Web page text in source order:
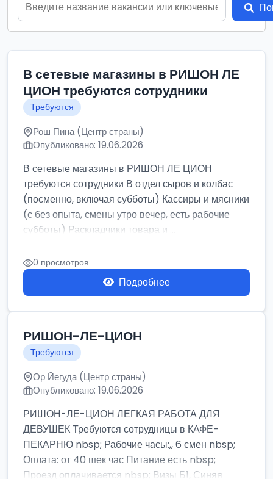
В сетевые магазины в РИШОН ЛЕ
ЦИОН требуются сотрудники
Требуются
Рош Пина (Центр страны)
Опубликовано: 19.06.2026
В сетевые магазины в РИШОН ЛЕ ЦИОН
требуются сотрудники В отдел сыров и колбас
(посменно, включая субботы) Кассиры и мясники
(с без опыта, смены утро вечер, есть рабочие
субботы) Раскладчики товара и ...
0 просмотров
Подробнее
РИШОН-ЛЕ-ЦИОН
Требуются
Ор Йегуда (Центр страны)
Опубликовано: 19.06.2026
РИШОН-ЛЕ-ЦИОН ЛЕГКАЯ РАБОТА ДЛЯ
ДЕВУШЕК Требуются сотрудницы в КАФЕ-
ПЕКАРНЮ nbsp; Рабочие часы:,, 6 смен nbsp;
Оплата: от 40 шек час Питание есть nbsp;
Проезд оплачивается nbsp; Визы Б1, Синяя